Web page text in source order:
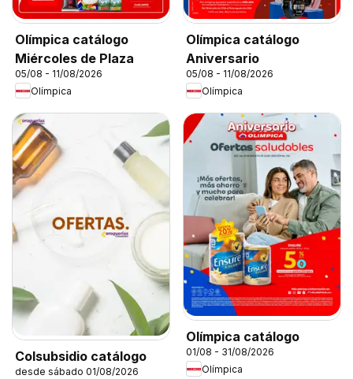
Olímpica catálogo
Miércoles de Plaza
05/08 - 11/08/2026
Olímpica
Olímpica catálogo
Aniversario
05/08 - 11/08/2026
Olímpica
Colsubsidio catálogo
desde sábado 01/08/2026
Olímpica catálogo
01/08 - 31/08/2026
Olímpica